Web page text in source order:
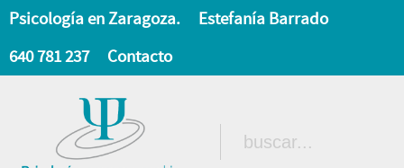
Psicología en Zaragoza.
Estefanía Barrado
640 781 237
Contacto